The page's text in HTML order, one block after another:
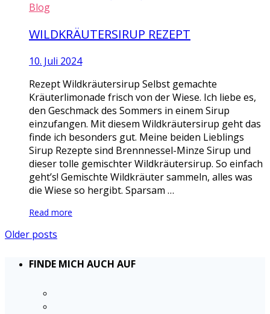
Blog
WILDKRÄUTERSIRUP REZEPT
10. Juli 2024
Rezept Wildkräutersirup Selbst gemachte
Kräuterlimonade frisch von der Wiese. Ich liebe es,
den Geschmack des Sommers in einem Sirup
einzufangen. Mit diesem Wildkräutersirup geht das
finde ich besonders gut. Meine beiden Lieblings
Sirup Rezepte sind Brennnessel-Minze Sirup und
dieser tolle gemischter Wildkräutersirup. So einfach
geht’s! Gemischte Wildkräuter sammeln, alles was
die Wiese so hergibt. Sparsam …
Read more
Older posts
FINDE MICH AUCH AUF